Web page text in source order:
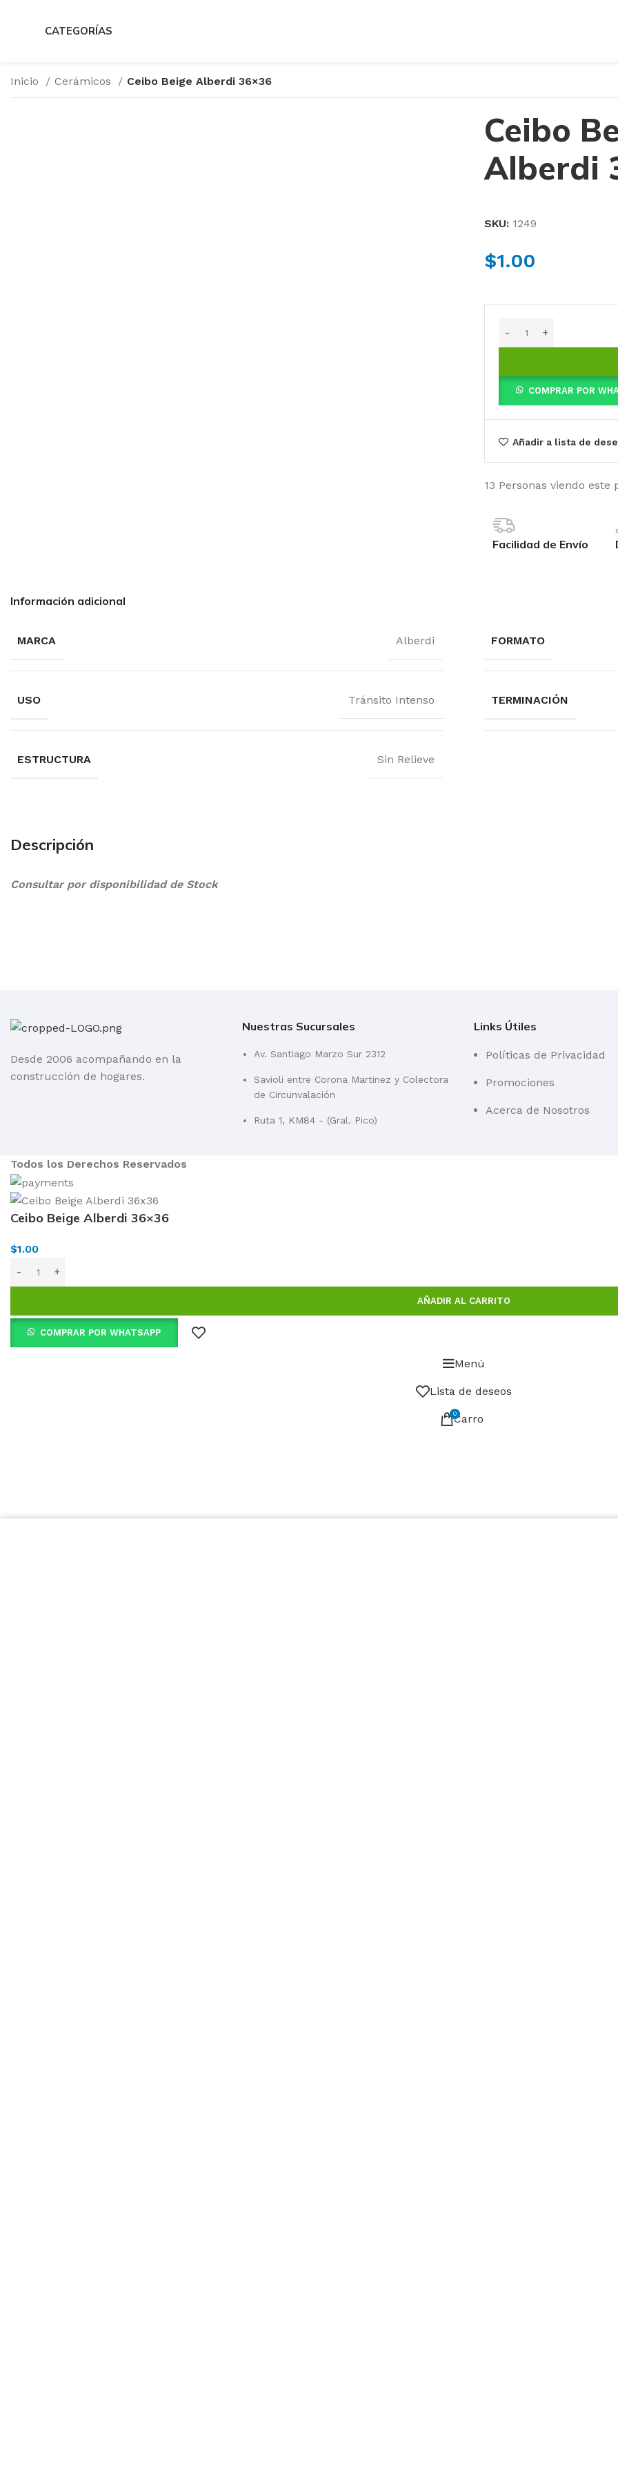
CATEGORÍAS
Inicio Cerámicos Ceibo Beige Alberdi 36×36
Ceibo
Alberdi
SKU: 1249
$1.00
COMPRAR POR
Añadir a lista de
13 Personas viendo este
Facilidad de Envío
Información adicional
MARCA Alberdi FORMATO
USO Tránsito Intenso TERMINACIÓN
ESTRUCTURA Sin Relieve
Descripción
Consultar por disponibilidad de Stock
Desde 2006 acompañando en la
construcción de hogares.
Nuestras Sucursales
Av. Santiago Marzo Sur 2312
Savioli entre Corona Martinez y Colectora
de Circunvalación
Ruta 1, KM84 - (Gral. Pico)
Links Útiles
Políticas de Privacidad
Promociones
Acerca de Nosotros
Todos los Derechos Reservados
Ceibo Beige Alberdi 36×36
$1.00
AÑADIR AL CARRITO
COMPRAR POR WHATSAPP
Menú
Lista de deseos
0Carro